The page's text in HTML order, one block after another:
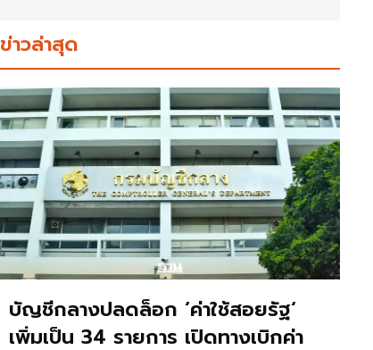
ข่าวล่าสุด
บัญชีกลางปลดล็อก ‘ค่าใช้สอยรัฐ‘
เพิ่มเป็น 34 รายการ เปิดทางเบิกค่า